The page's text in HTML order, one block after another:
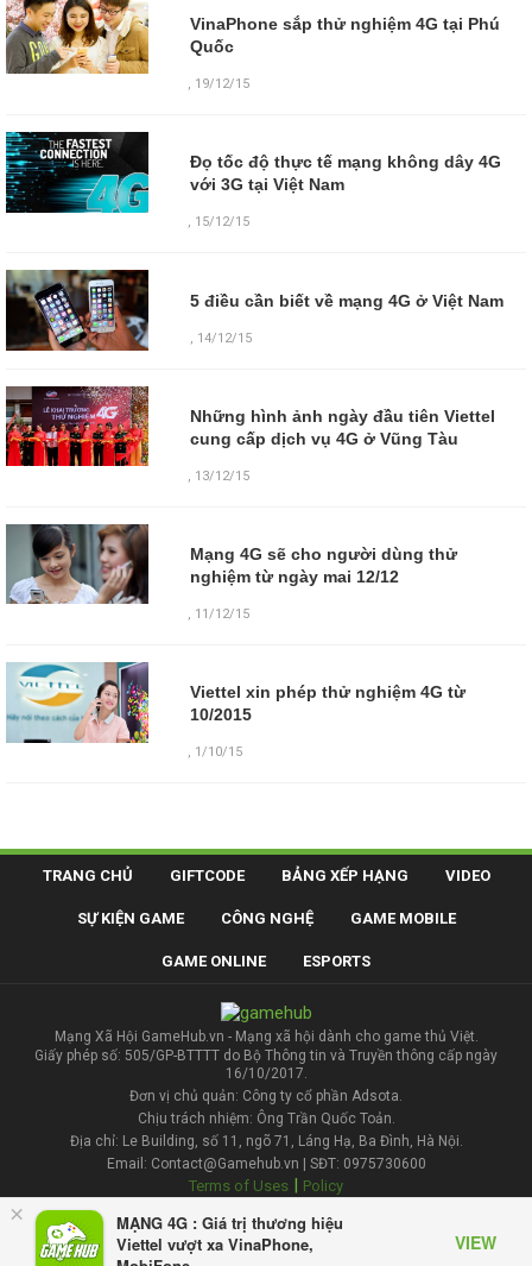
×
MẠNG 4G : Giá trị thương hiệu
Viettel vượt xa VinaPhone,
VIEW
VinaPhone sắp thử nghiệm 4G tại Phú
Quốc
, 19/12/15
Đọ tốc độ thực tế mạng không dây 4G
với 3G tại Việt Nam
, 15/12/15
5 điều cần biết về mạng 4G ở Việt Nam
, 14/12/15
Những hình ảnh ngày đầu tiên Viettel
cung cấp dịch vụ 4G ở Vũng Tàu
, 13/12/15
Mạng 4G sẽ cho người dùng thử
nghiệm từ ngày mai 12/12
, 11/12/15
Viettel xin phép thử nghiệm 4G từ
10/2015
, 1/10/15
TRANG CHỦ GIFTCODE BẢNG XẾP HẠNG VIDEO
SỰ KIỆN GAME CÔNG NGHỆ GAME MOBILE
GAME ONLINE ESPORTS
Mạng Xã Hội GameHub.vn - Mạng xã hội dành cho game thủ Việt.
Giấy phép số: 505/GP-BTTTT do Bộ Thông tin và Truyền thông cấp ngày
16/10/2017.
Đơn vị chủ quản: Công ty cổ phần Adsota.
Chịu trách nhiệm: Ông Trần Quốc Toản.
Địa chỉ: Le Building, số 11, ngõ 71, Láng Hạ, Ba Đình, Hà Nội.
Email: Contact@Gamehub.vn | SĐT: 0975730600
Terms of Uses | Policy
Liên hệ đăng bài